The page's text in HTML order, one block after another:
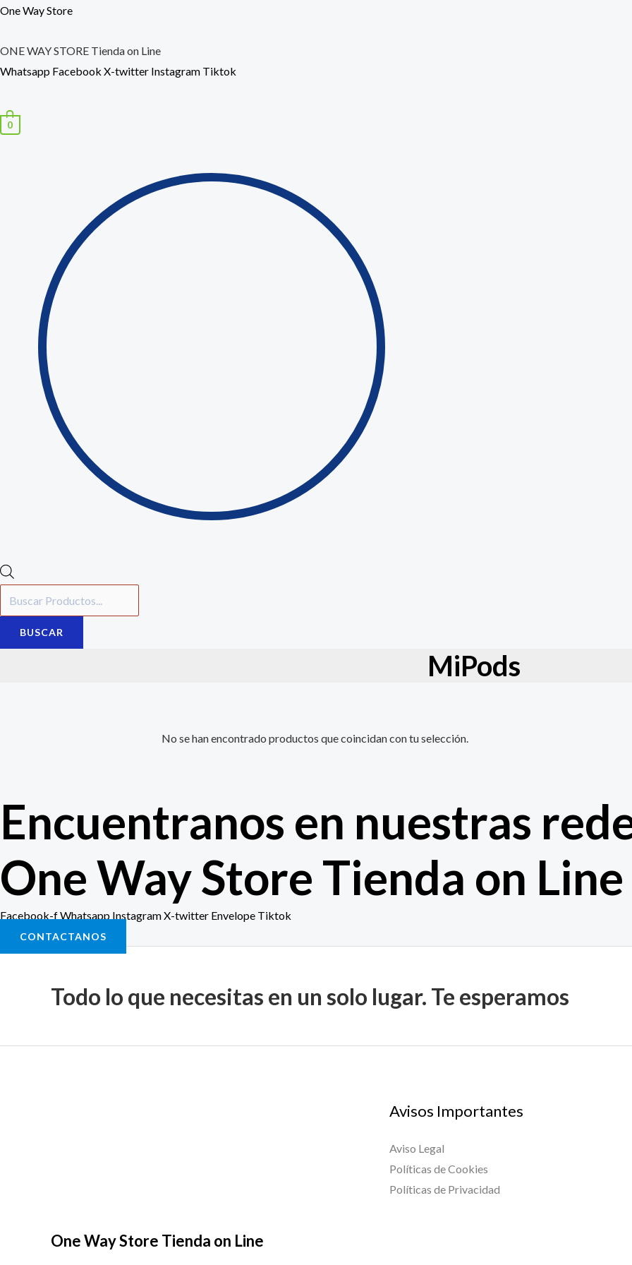
Ir
contenido
One Way Store
ONE WAY STORE Tienda on Line
Whatsapp Facebook X-twitter Instagram Tiktok
0
Búsqueda
productos
BUSCAR
MiPods
No se han encontrado productos que coincidan con tu selección.
Encuentranos en nuestras
One Way Store Tienda on Line
Facebook-fWhatsapp InstagramX-twitter Envelope Tiktok
CONTACTANOS
Todo lo que necesitas en un solo lugar. Te esperamos
One Way Store Tienda on Line
Avisos Importantes
Aviso Legal
Políticas de Cookies
Políticas de Privacidad